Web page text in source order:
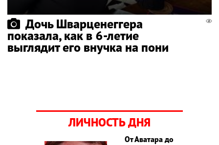
Дочь Шварценеггера
показала, как в 6-летие
выглядит его внучка на пони
ЛИЧНОСТЬ ДНЯ
От Аватара до